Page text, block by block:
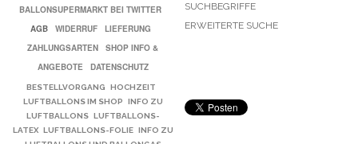
BALLONSUPERMARKT BEI TWITTER
AGB
WIDERRUF
LIEFERUNG
ZAHLUNGSARTEN
SHOP INFO &
ANGEBOTE
DATENSCHUTZ
BESTELLVORGANG
HOCHZEIT
LUFTBALLONS IM SHOP
INFO ZU
LUFTBALLONS
LUFTBALLONS-
LATEX
LUFTBALLONS-FOLIE
INFO ZU
SUCHBEGRIFFE
ERWEITERTE SUCHE